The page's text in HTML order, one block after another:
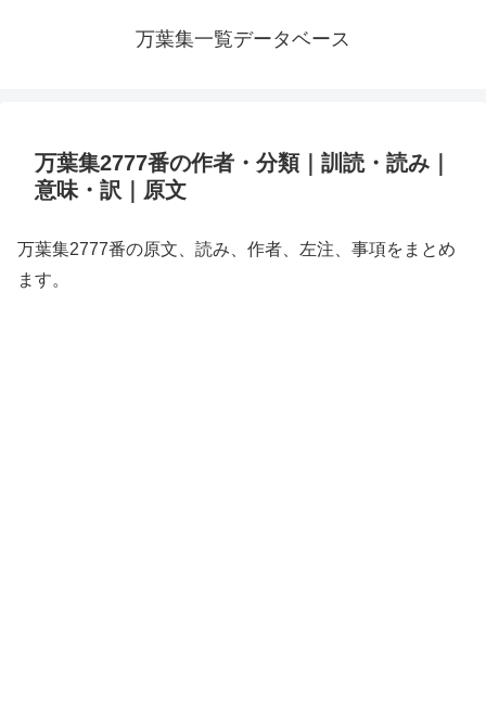
万葉集一覧データベース
万葉集2777番の作者・分類｜訓読・読み｜
意味・訳｜原文
万葉集2777番の原文、読み、作者、左注、事項をまとめ
ます。